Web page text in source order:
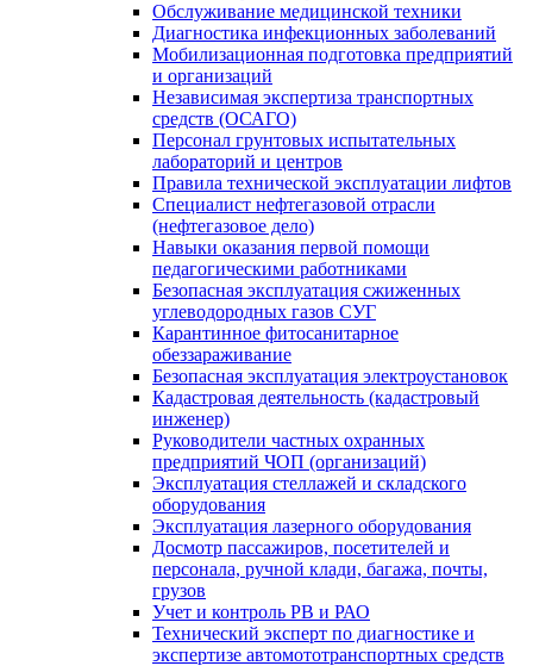
Обслуживание медицинской техники
Диагностика инфекционных заболеваний
Мобилизационная подготовка предприятий
и организаций
Независимая экспертиза транспортных
средств (ОСАГО)
Персонал грунтовых испытательных
лабораторий и центров
Правила технической эксплуатации лифтов
Специалист нефтегазовой отрасли
(нефтегазовое дело)
Навыки оказания первой помощи
педагогическими работниками
Безопасная эксплуатация сжиженных
углеводородных газов СУГ
Карантинное фитосанитарное
обеззараживание
Безопасная эксплуатация электроустановок
Кадастровая деятельность (кадастровый
инженер)
Руководители частных охранных
предприятий ЧОП (организаций)
Эксплуатация стеллажей и складского
оборудования
Эксплуатация лазерного оборудования
Досмотр пассажиров, посетителей и
персонала, ручной клади, багажа, почты,
грузов
Учет и контроль РВ и РАО
Технический эксперт по диагностике и
экспертизе автомототранспортных средств